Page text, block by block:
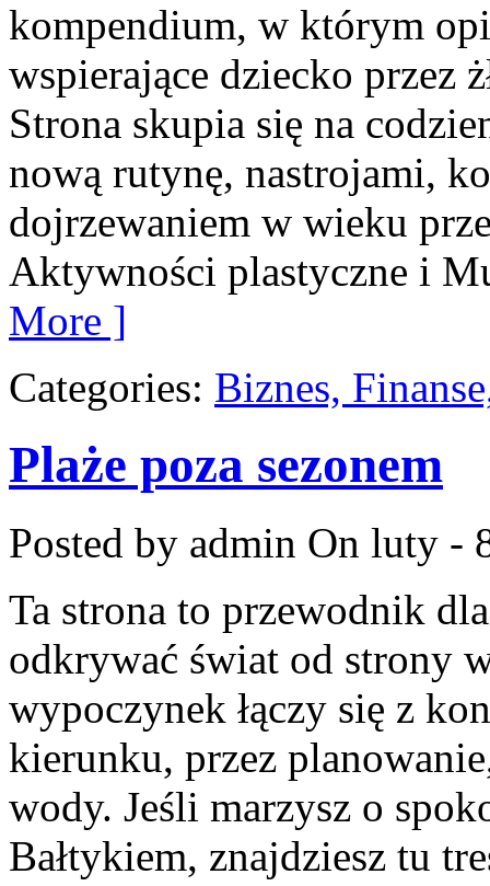
kompendium, w którym
wspierające dziecko przez
Strona skupia się na
nową rutynę, nastrojami,
dojrzewaniem w wieku
Aktywności plastyczne i
More ]
Categories: Biznes,
Plaże poza sezonem
Posted by admin On luty -
Ta strona to przewodnik
odkrywać świat od strony
wypoczynek łączy się z
kierunku, przez
wody. Jeśli marzysz o
Bałtykiem, znajdziesz tu